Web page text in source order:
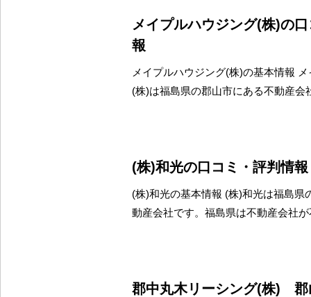
メイプルハウジング(株)の
報
メイプルハウジング(株)の基本情報
(株)は福島県の郡山市にある不動産会
(株)和光の口コミ・評判情報
(株)和光の基本情報 (株)和光は福島県
動産会社です。福島県は不動産会社
郡中丸木リーシング(株) 郡